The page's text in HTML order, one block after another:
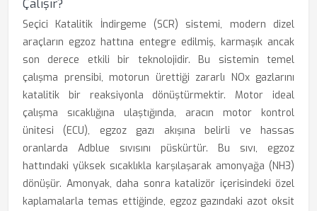
Çalışır?
Seçici Katalitik İndirgeme (SCR) sistemi, modern dizel
araçların egzoz hattına entegre edilmiş, karmaşık ancak
son derece etkili bir teknolojidir. Bu sistemin temel
çalışma prensibi, motorun ürettiği zararlı NOx gazlarını
katalitik bir reaksiyonla dönüştürmektir. Motor ideal
çalışma sıcaklığına ulaştığında, aracın motor kontrol
ünitesi (ECU), egzoz gazı akışına belirli ve hassas
oranlarda Adblue sıvısını püskürtür. Bu sıvı, egzoz
hattındaki yüksek sıcaklıkla karşılaşarak amonyağa (NH3)
dönüşür. Amonyak, daha sonra katalizör içerisindeki özel
kaplamalarla temas ettiğinde, egzoz gazındaki azot oksit